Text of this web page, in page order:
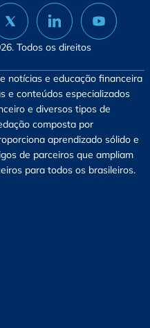
Todos os direitos
notícias e educação financeira
e conteúdos especializados
e diversos tipos de
composta por
aprendizado sólido e
de parceiros que ampliam
para todos os brasileiros.